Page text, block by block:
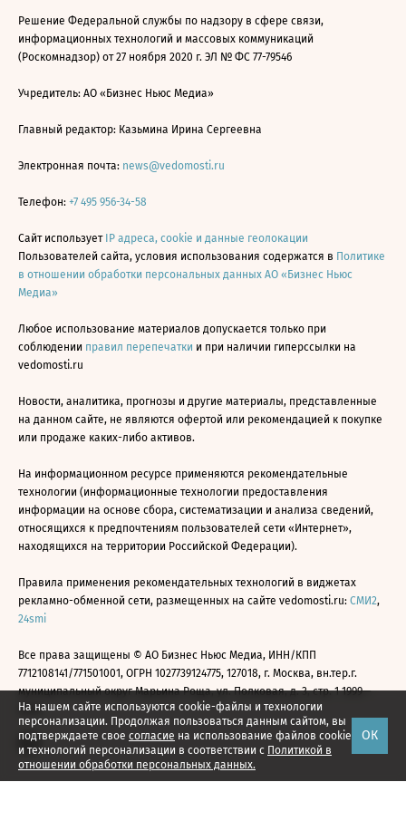
На нашем сайте используются cookie-файлы и технологии
персонализации. Продолжая пользоваться данным сайтом, вы
подтверждаете свое согласие на использование файлов cookie
и технологий персонализации в соответствии с Политикой в
отношении обработки персональных данных.
ОК
Решение Федеральной службы по надзору в сфере связи,
информационных технологий и массовых коммуникаций
(Роскомнадзор) от 27 ноября 2020 г. ЭЛ № ФС 77-79546
Учредитель: АО «Бизнес Ньюс Медиа»
Главный редактор: Казьмина Ирина Сергеевна
Электронная почта: news@vedomosti.ru
Телефон: +7 495 956-34-58
Сайт использует IP адреса, cookie и данные геолокации
Пользователей сайта, условия использования содержатся в Политике
в отношении обработки персональных данных АО «Бизнес Ньюс
Медиа»
Любое использование материалов допускается только при
соблюдении правил перепечатки и при наличии гиперссылки на
vedomosti.ru
Новости, аналитика, прогнозы и другие материалы, представленные
на данном сайте, не являются офертой или рекомендацией к покупке
или продаже каких-либо активов.
На информационном ресурсе применяются рекомендательные
технологии (информационные технологии предоставления
информации на основе сбора, систематизации и анализа сведений,
относящихся к предпочтениям пользователей сети «Интернет»,
находящихся на территории Российской Федерации).
Правила применения рекомендательных технологий в виджетах
рекламно-обменной сети, размещенных на сайте vedomosti.ru: СМИ2,
24smi
Все права защищены © АО Бизнес Ньюс Медиа, ИНН/КПП
7712108141/771501001, ОГРН 1027739124775, 127018, г. Москва, вн.тер.г.
муниципальный округ Марьина Роща, ул. Полковая, д. 3, стр. 1 1999—
2026